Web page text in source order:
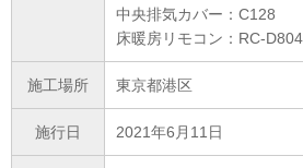
中央排気カバー：C128
床暖房リモコン：RC-
施工場所 東京都港区
施行日 2021年6月11日